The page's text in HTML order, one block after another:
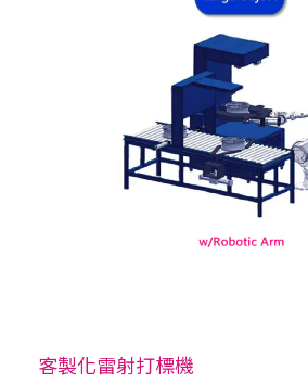
客製化雷射打標機